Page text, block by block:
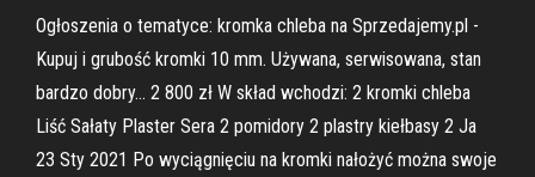
Ogłoszenia o tematyce: kromka chleba na Sprzedajemy.pl -
Kupuj i grubość kromki 10 mm. Używana, serwisowana, stan
bardzo dobry… 2 800 zł W skład wchodzi: 2 kromki chleba
Liść Sałaty Plaster Sera 2 pomidory 2 plastry kiełbasy 2 Ja
23 Sty 2021 Po wyciągnięciu na kromki nałożyć można swoje